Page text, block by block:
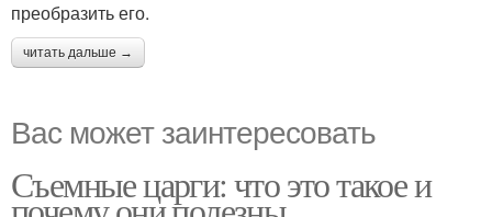
преобразить его.
читать дальше →
Вас может заинтересовать
Съемные царги: что это такое и